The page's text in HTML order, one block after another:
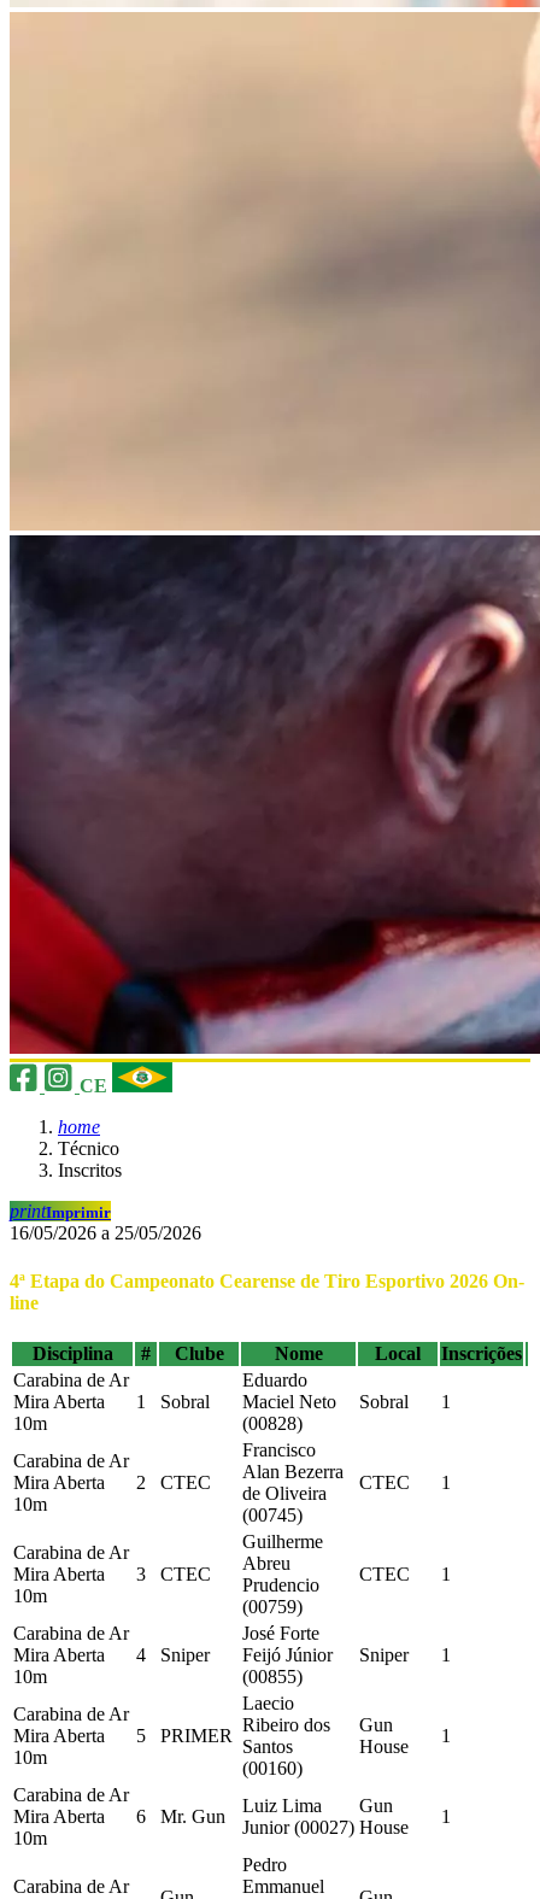
CE
home
Técnico
Inscritos
printImprimir
16/05/2026 a 25/05/2026
4ª Etapa do Campeonato Cearense de Tiro Esportivo 2026 On-
line
Disciplina # Clube Nome Local
Inscrições
Carabina de Ar
Mira Aberta
10m
1 Sobral
Eduardo
Maciel Neto
(00828)
Sobral 1
Carabina de Ar
Mira Aberta
10m
2 CTEC
Francisco
Alan Bezerra
de Oliveira
(00745)
CTEC 1
Carabina de Ar
Mira Aberta
10m
3 CTEC
Guilherme
Abreu
Prudencio
(00759)
CTEC 1
Carabina de Ar
Mira Aberta
10m
4 Sniper
José Forte
Feijó Júnior
(00855)
Sniper 1
Carabina de Ar
Mira Aberta
10m
5 PRIMER
Laecio
Ribeiro dos
Santos
(00160)
Gun
House
1
Carabina de Ar
Mira Aberta
10m
6 Mr. Gun
Luiz Lima
Junior (00027)
Gun
House
1
Carabina de Ar
Pedro
Emmanuel